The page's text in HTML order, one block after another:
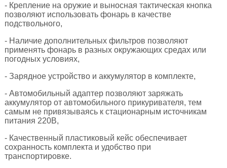
- Крепление на оружие и выносная тактическая кнопка
позволяют использовать фонарь в качестве
подствольного,
- Наличие дополнительных фильтров позволяют
применять фонарь в разных окружающих средах или
погодных условиях,
- Зарядное устройство и аккумулятор в комплекте,
- Автомобильный адаптер позволяют заряжать
аккумулятор от автомобильного прикуривателя, тем
самым не привязываясь к стационарным источникам
питания 220В,
- Качественный пластиковый кейс обеспечивает
сохранность комплекта и удобство при
транспортировке.